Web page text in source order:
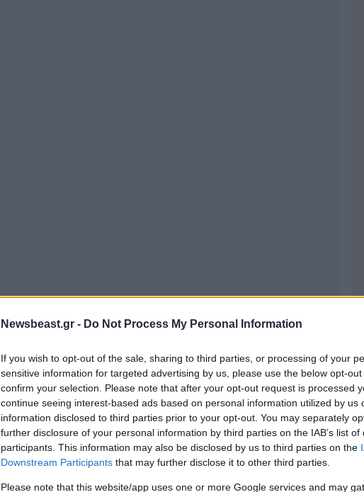
Newsbeast.gr - Do Not Process My Personal Information
If you wish to opt-out of the sale, sharing to third parties, or processing of your
sensitive information for targeted advertising by us, please use the below opt-
confirm your selection. Please note that after your opt-out request is processed
continue seeing interest-based ads based on personal information utilized by us
information disclosed to third parties prior to your opt-out. You may separately
further disclosure of your personal information by third parties on the IAB’s list of
participants. This information may also be disclosed by us to third parties on the
Downstream Participants that may further disclose it to other third parties.
Please note that this website/app uses one or more Google services and may